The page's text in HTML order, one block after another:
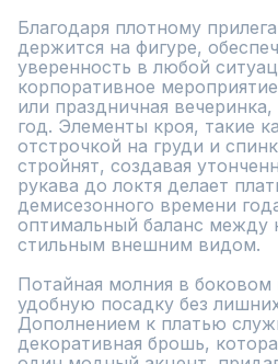
Благодаря плотному
держится на фигуре,
уверенность в любой
корпоративное
или праздничная
год. Элементы кроя, такие
отстрочкой на груди и
стройнят, создавая
рукава до локтя делает
демисезонного времени
оптимальный баланс между
стильным внешним видом.
Потайная молния в боковом
удобную посадку без
Дополнением к платью
декоративная брошь,